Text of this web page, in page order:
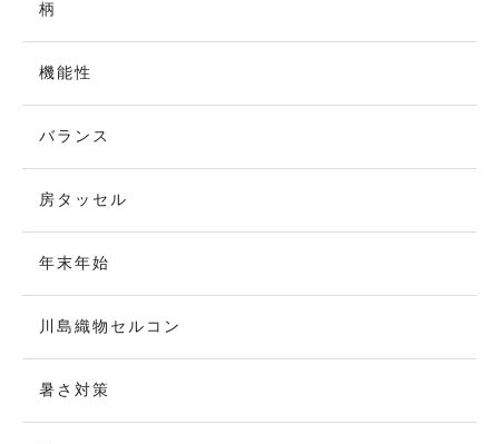
柄
機能性
バランス
房タッセル
年末年始
川島織物セルコン
暑さ対策